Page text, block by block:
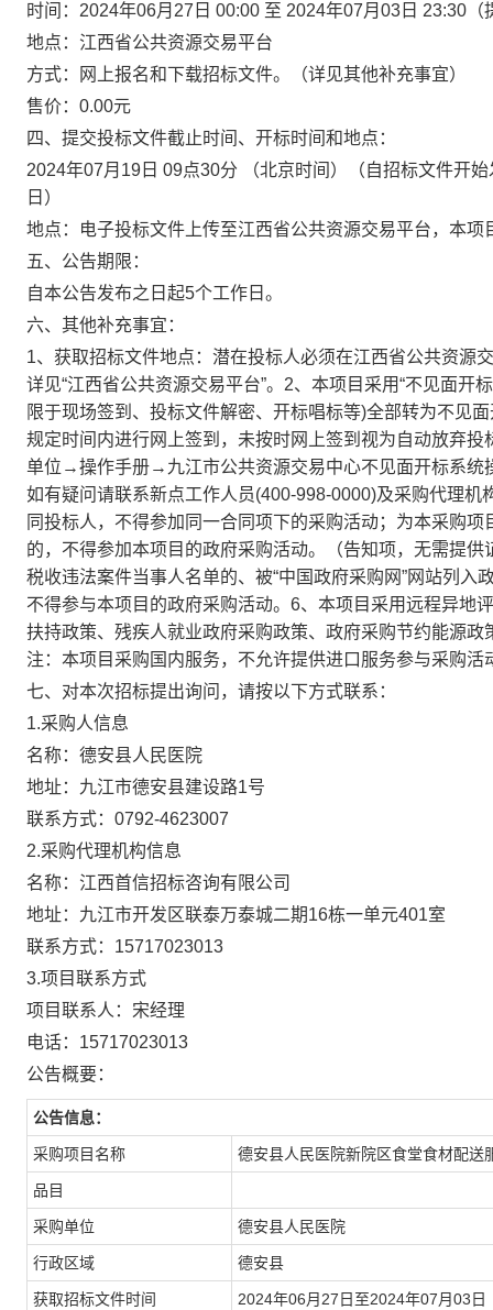
时间：2024年06月27日 00:00 至 2024年07月03日 23:30
地点：江西省公共资源交易平台
方式：网上报名和下载招标文件。（详见其他补充事宜）
售价：0.00元
四、提交投标文件截止时间、开标时间和地点：
2024年07月19日 09点30分 （北京时间）（自招标文件开
日）
地点：电子投标文件上传至江西省公共资源交易平台，本项
五、公告期限：
自本公告发布之日起5个工作日。
六、其他补充事宜：
1、获取招标文件地点：潜在投标人必须在江西省公共资源
详见“江西省公共资源交易平台”。2、本项目采用“不见面
限于现场签到、投标文件解密、开标唱标等)全部转为不见
规定时间内进行网上签到，未按时网上签到视为自动放弃
单位→操作手册→九江市公共资源交易中心不见面开标系统
如有疑问请联系新点工作人员(400-998-0000)及采购代理
同投标人，不得参加同一合同项下的采购活动；为本采购
的，不得参加本项目的政府采购活动。（告知项，无需提
税收违法案件当事人名单的、被“中国政府采购网”网站列
不得参与本项目的政府采购活动。6、本项目采用远程异地
扶持政策、残疾人就业政府采购政策、政府采购节约能源
注：本项目采购国内服务，不允许提供进口服务参与采购活
七、对本次招标提出询问，请按以下方式联系：
1.采购人信息
名称： 德安县人民医院
地址： 九江市德安县建设路1号
联系方式： 0792-4623007
2.采购代理机构信息
名称： 江西首信招标咨询有限公司
地址： 九江市开发区联泰万泰城二期16栋一单元401室
联系方式： 15717023013
3.项目联系方式
项目联系人： 宋经理
电话： 15717023013
公告概要：
公告信息：
采购项目名称 德安县人民医院新院区食堂食材配送
品目
采购单位 德安县人民医院
行政区域 德安县
获取招标文件时间 2024年06月27日至2024年07月03日